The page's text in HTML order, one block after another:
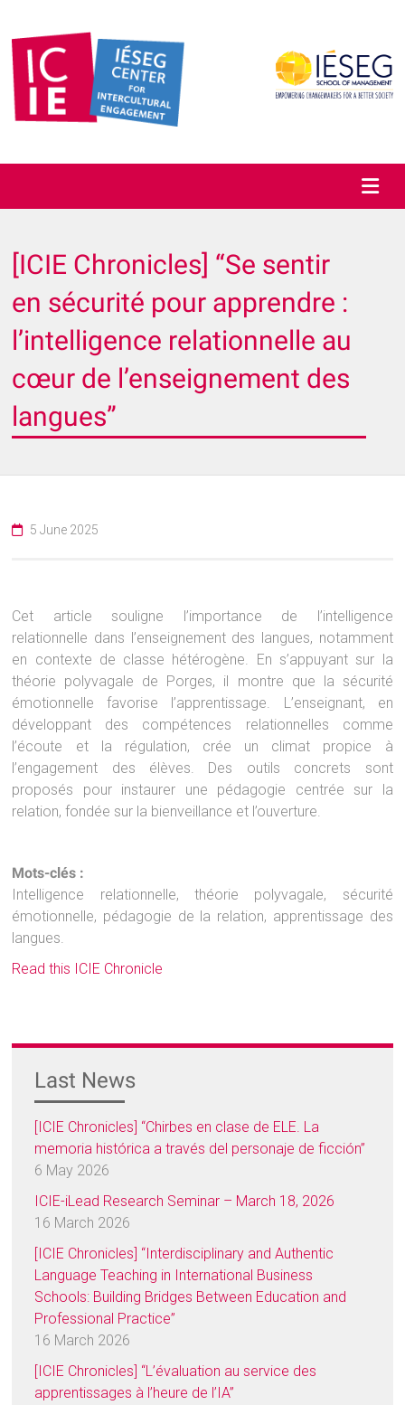
ICIE
IÉSEG’s
centre of
excellence in
intercultural
[ICIE Chronicles] “Se sentir
en sécurité pour apprendre :
l’intelligence relationnelle au
cœur de l’enseignement des
langues”
5 June 2025
Cet article souligne l’importance de l’intelligence
relationnelle dans l’enseignement des langues, notamment
en contexte de classe hétérogène. En s’appuyant sur la
théorie polyvagale de Porges, il montre que la sécurité
émotionnelle favorise l’apprentissage. L’enseignant, en
développant des compétences relationnelles comme
l’écoute et la régulation, crée un climat propice à
l’engagement des élèves. Des outils concrets sont
proposés pour instaurer une pédagogie centrée sur la
relation, fondée sur la bienveillance et l’ouverture.
Mots-clés :
Intelligence relationnelle, théorie polyvagale, sécurité
émotionnelle, pédagogie de la relation, apprentissage des
langues.
Read this ICIE Chronicle
Last News
[ICIE Chronicles] “Chirbes en clase de ELE. La
memoria histórica a través del personaje de ficción”
6 May 2026
ICIE-iLead Research Seminar – March 18, 2026
16 March 2026
[ICIE Chronicles] “Interdisciplinary and Authentic
Language Teaching in International Business
Schools: Building Bridges Between Education and
Professional Practice”
16 March 2026
[ICIE Chronicles] “L’évaluation au service des
apprentissages à l’heure de l’IA”